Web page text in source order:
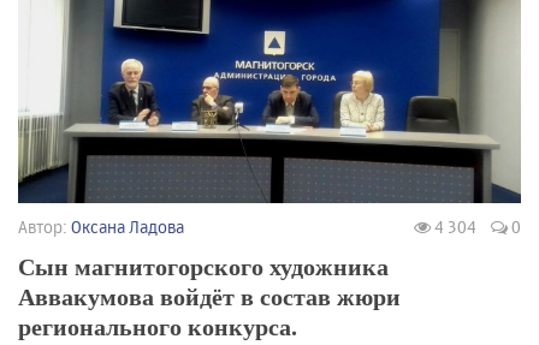
Автор: Оксана Ладова 4 304 0
Сын магнитогорского художника
Аввакумова войдёт в состав жюри
регионального конкурса.